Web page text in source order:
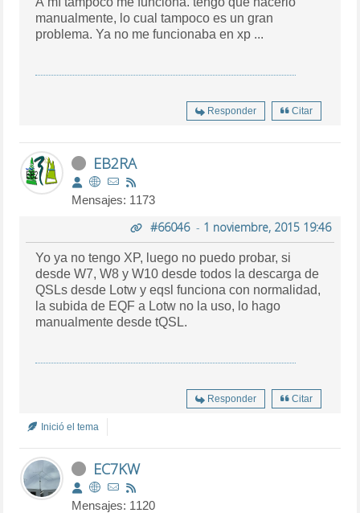
manualmente, lo cual tampoco es un gran
problema. Ya no me funcionaba en xp ...
Responder Citar
EB2RA
Mensajes: 1173
#66046- 1 noviembre, 2015 19:46
Yo ya no tengo XP, luego no puedo probar, si
desde W7, W8 y W10 desde todos la descarga de
QSLs desde Lotw y eqsl funciona con normalidad,
la subida de EQF a Lotw no la uso, lo hago
manualmente desde tQSL.
Responder Citar
Inició el tema
EC7KW
Mensajes: 1120